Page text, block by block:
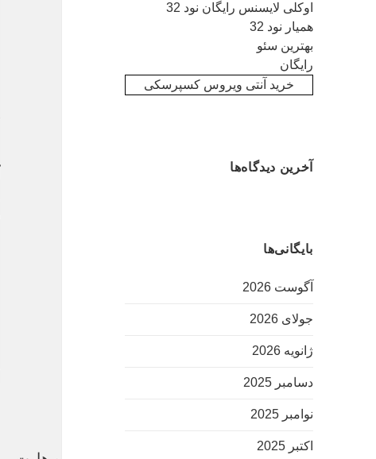
اوکلی لایسنس رایگان نود 32
همیار نود 32
بهترین سئو
رایگان
خرید آنتی ویروس کسپرسکی
آخرین دیدگاه‌ها
بایگانی‌ها
آگوست 2026
جولای 2026
ژانویه 2026
دسامبر 2025
نوامبر 2025
اکتبر 2025